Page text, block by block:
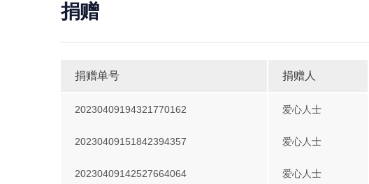
捐赠
捐赠单号 捐赠人
20230409194321770162 爱心人士
20230409151842394357 爱心人士
20230409142527664064 爱心人士